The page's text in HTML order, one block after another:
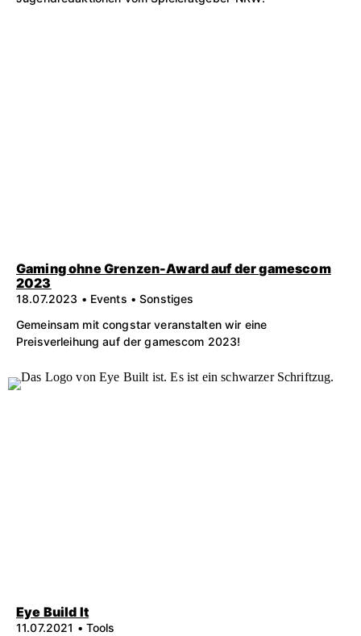
Gaming ohne Grenzen-Award auf der gamescom
2023
18.07.2023 • Events • Sonstiges
Gemeinsam mit congstar veranstalten wir eine
Preisverleihung auf der gamescom 2023!
Eye Build It
11.07.2021 • Tools